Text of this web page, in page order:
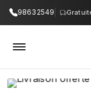
98632549